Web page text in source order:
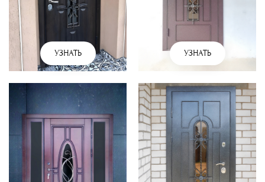
УЗНАТЬ УЗНАТЬ